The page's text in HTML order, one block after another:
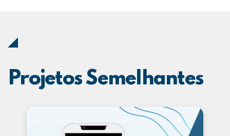
Projetos Semelhantes